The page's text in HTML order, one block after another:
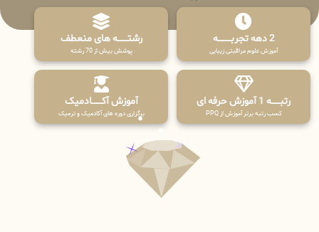
2 دهه تجربـــــــــه
آموزش علوم مراقبتی زیبایی
رشتـــــــه های منعطف
پوشش بیش از 70 رشته
رتبــــــه 1 آموزش حرفه ای
کسب رتبه برتر آموزش از PPQ
آموزش آکـــــــادمیک
برگزاری دوره های آکادمیک و ترمیک